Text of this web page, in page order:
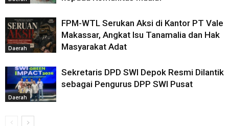
Daerah
FPM-WTL Serukan Aksi di Kantor PT Vale
Makassar, Angkat Isu Tanamalia dan Hak
Masyarakat Adat
Daerah
Sekretaris DPD SWI Depok Resmi Dilantik
sebagai Pengurus DPP SWI Pusat